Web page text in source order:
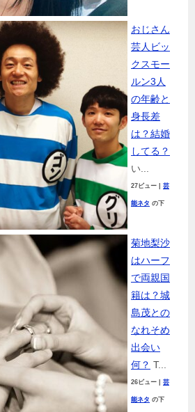
おじさん
芸人ビッ
クスモー
ルン3人
の年齢と
身長差
は？結婚
してる？
い...
27ビュー 芸
能ネタ の下
菊地梨沙
はハーフ
で両親国
籍は？城
島茂との
なれそめ
出会い
何？ T...
26ビュー 芸
能ネタ の下